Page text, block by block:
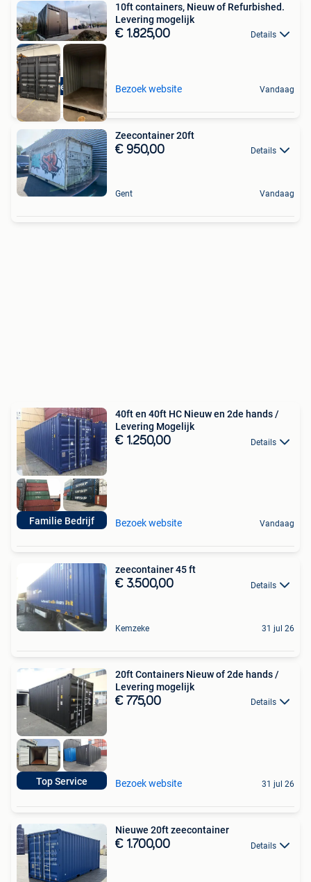
Top Service
10ft containers, Nieuw of Refurbished.
Levering mogelijk
€ 1.825,00 Details
Bezoek website Vandaag
Zeecontainer 20ft
€ 950,00 Details
Gent Vandaag
Familie Bedrijf
40ft en 40ft HC Nieuw en 2de hands /
Levering Mogelijk
€ 1.250,00 Details
Bezoek website Vandaag
zeecontainer 45 ft
€ 3.500,00 Details
Kemzeke 31 jul 26
Top Service
20ft Containers Nieuw of 2de hands /
Levering mogelijk
€ 775,00 Details
Bezoek website 31 jul 26
Nieuwe 20ft zeecontainer
€ 1.700,00 Details